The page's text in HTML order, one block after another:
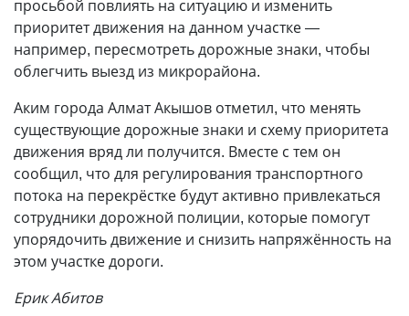
просьбой повлиять на ситуацию и изменить
приоритет движения на данном участке —
например, пересмотреть дорожные знаки, чтобы
облегчить выезд из микрорайона.
Аким города Алмат Акышов отметил, что менять
существующие дорожные знаки и схему приоритета
движения вряд ли получится. Вместе с тем он
сообщил, что для регулирования транспортного
потока на перекрёстке будут активно привлекаться
сотрудники дорожной полиции, которые помогут
упорядочить движение и снизить напряжённость на
этом участке дороги.
Ерик Абитов